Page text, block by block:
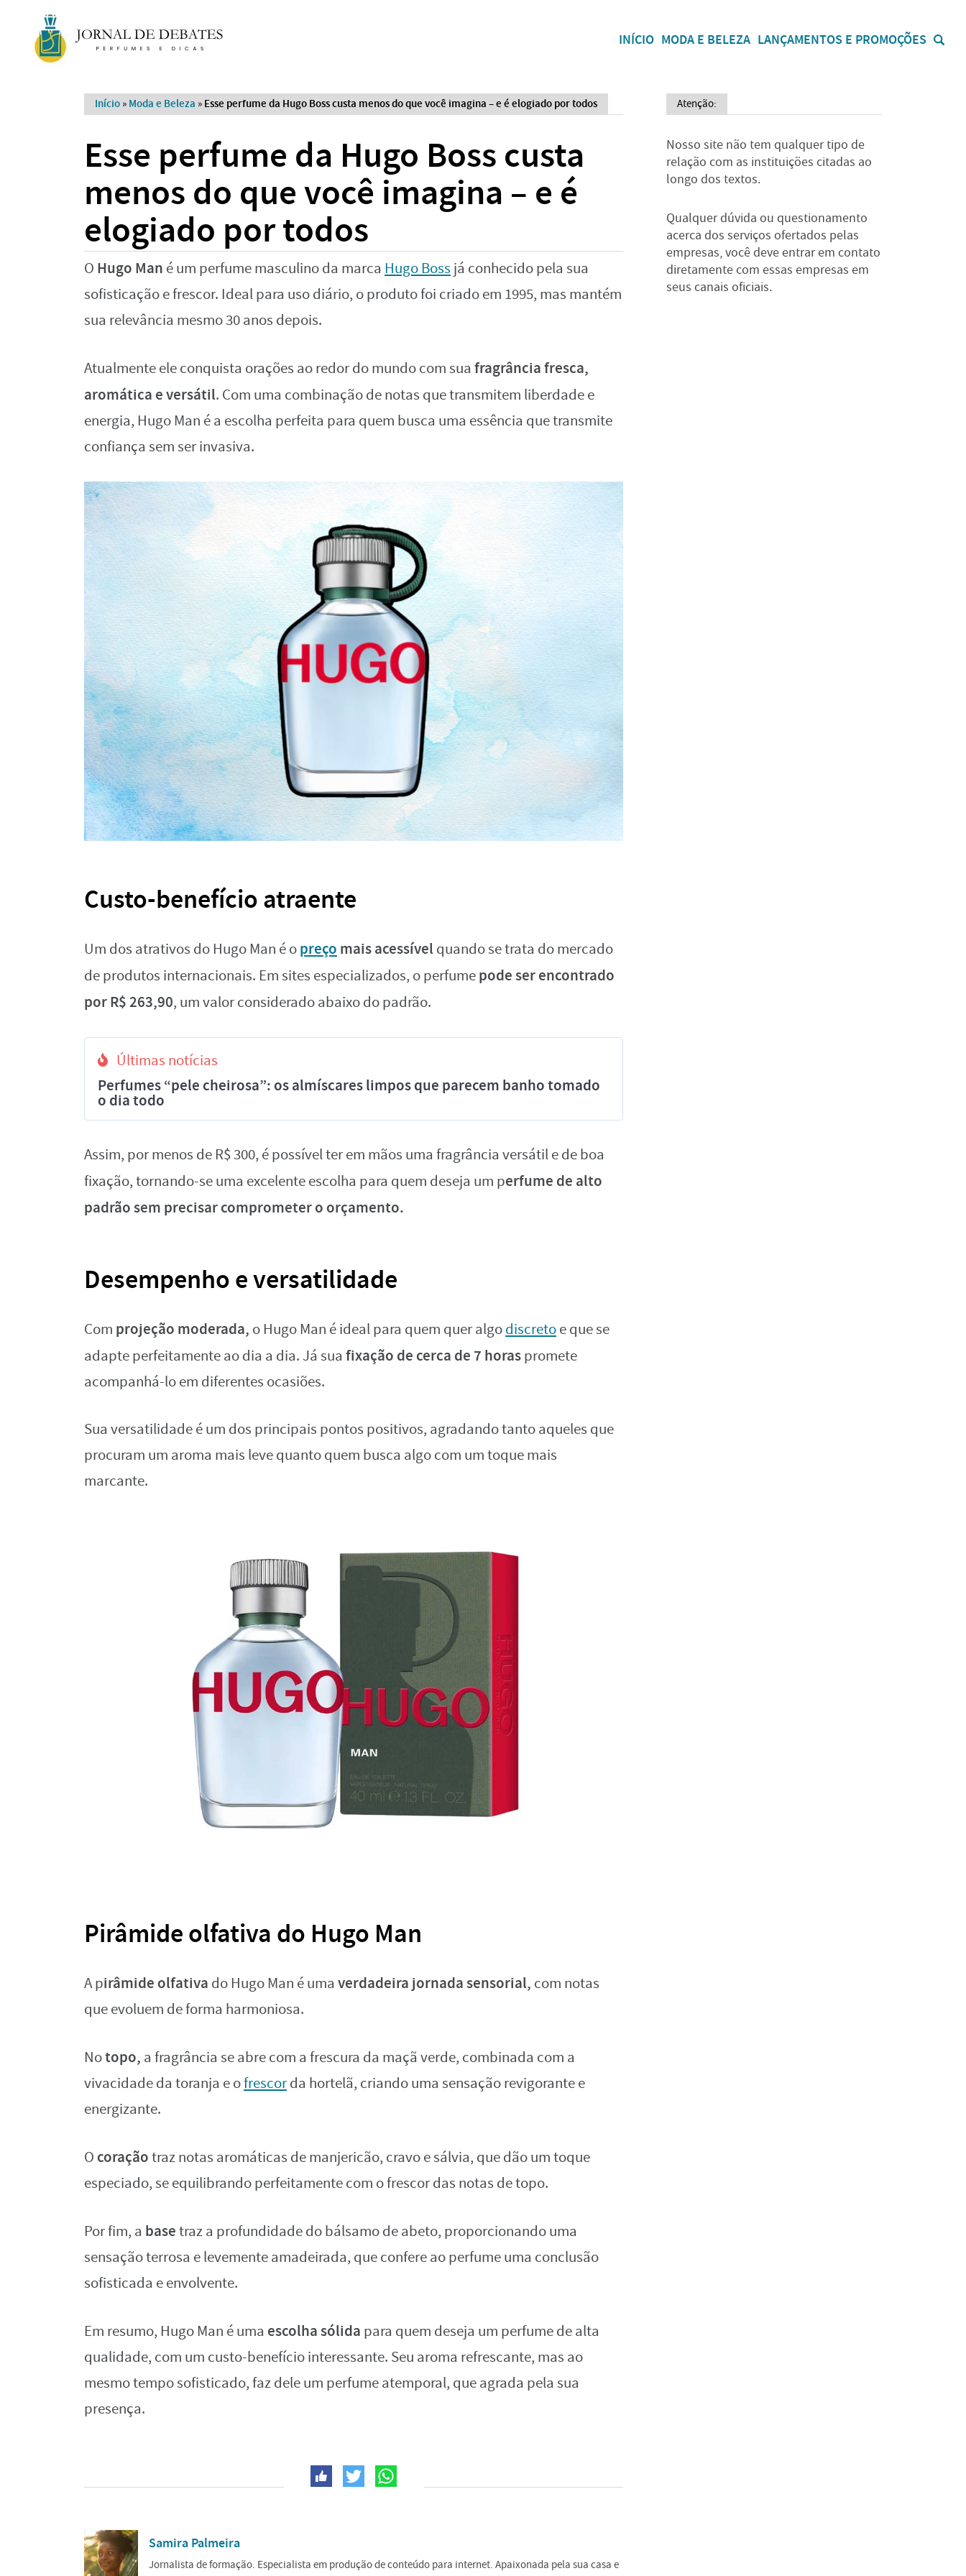
INÍCIO MODA E BELEZA LANÇAMENTOS E PROMOÇÕES
Início » Moda e Beleza » Esse perfume da Hugo Boss custa menos do que você imagina – e é elogiado por todos
Esse perfume da Hugo Boss custa
menos do que você imagina – e é
elogiado por todos
O Hugo Man é um perfume masculino da marca Hugo Boss já conhecido pela sua
sofisticação e frescor. Ideal para uso diário, o produto foi criado em 1995, mas mantém
sua relevância mesmo 30 anos depois.
Atualmente ele conquista orações ao redor do mundo com sua fragrância fresca,
aromática e versátil. Com uma combinação de notas que transmitem liberdade e
energia, Hugo Man é a escolha perfeita para quem busca uma essência que transmite
confiança sem ser invasiva.
Custo-benefício atraente
Um dos atrativos do Hugo Man é opreço mais acessível quando se trata do mercado
de produtos internacionais. Em sites especializados, o perfumepode ser encontrado
por R$ 263,90, um valor considerado abaixo do padrão.
Últimas notícias
Perfumes “pele cheirosa”: os almíscares limpos que parecem banho tomado
o dia todo
Assim, por menos de R$ 300, é possível ter em mãos uma fragrância versátil e de boa
fixação, tornando-se uma excelente escolha para quem deseja um perfume de alto
padrão sem precisar comprometer o orçamento.
Desempenho e versatilidade
Com projeção moderada, o Hugo Man é ideal para quem quer algodiscretoe que se
adapte perfeitamente ao dia a dia. Já sua fixação de cerca de 7 horaspromete
acompanhá-lo em diferentes ocasiões.
Sua versatilidade é um dos principais pontos positivos, agradando tanto aqueles que
procuram um aroma mais leve quanto quem busca algo com um toque mais
marcante.
Pirâmide olfativa do Hugo Man
A pirâmide olfativa do Hugo Man é uma verdadeira jornada sensorial, com notas
que evoluem de forma harmoniosa.
Notopo, a fragrância se abre com a frescura da maçã verde, combinada com a
vivacidade da toranja e ofrescorda hortelã, criando uma sensação revigorante e
energizante.
O coraçãotraz notas aromáticas de manjericão, cravo e sálvia, que dão um toque
especiado, se equilibrando perfeitamente com o frescor das notas de topo.
Por fim, a basetraz a profundidade do bálsamo de abeto, proporcionando uma
sensação terrosa e levemente amadeirada, que confere ao perfume uma conclusão
sofisticada e envolvente.
Em resumo, Hugo Man é uma escolha sólida para quem deseja um perfume de alta
qualidade, com um custo-benefício interessante. Seu aroma refrescante, mas ao
mesmo tempo sofisticado, faz dele um perfume atemporal, que agrada pela sua
presença.
Samira Palmeira
Jornalista de formação. Especialista em produção de conteúdo para internet. Apaixonada pela sua casa e
Atenção:
Nosso site não tem qualquer tipo de
relação com as instituições citadas ao
longo dos textos.
Qualquer dúvida ou questionamento
acerca dos serviços ofertados pelas
empresas, você deve entrar em contato
diretamente com essas empresas em
seus canais oficiais.